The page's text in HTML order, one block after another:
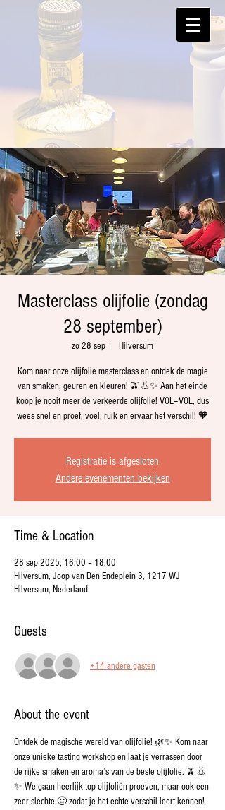
Masterclass olijfolie (zondag
28 september)
zo 28 sep Hilversum
Kom naar onze olijfolie masterclass en ontdek de magie
van smaken, geuren en kleuren! 🫒👃✨ Aan het einde
koop je nooit meer de verkeerde olijfolie! VOL=VOL, dus
wees snel en proef, voel, ruik en ervaar het verschil! 🧡
Registratie is afgesloten
Andere evenementen bekijken
Time & Location
28 sep 2025, 16:00 – 18:00
Hilversum, Joop van Den Endeplein 3, 1217 WJ
Hilversum, Nederland
Guests
+14 andere gasten
About the event
Ontdek de magische wereld van olijfolie! 🌿✨ Kom naar
onze unieke tasting workshop en laat je verrassen door
de rijke smaken en aroma’s van de beste olijfolie. 🫒👃
✨ We gaan heerlijk top olijfoliën proeven, maar ook een
zeer slechte 🤢 zodat je het echte verschil leert kennen!